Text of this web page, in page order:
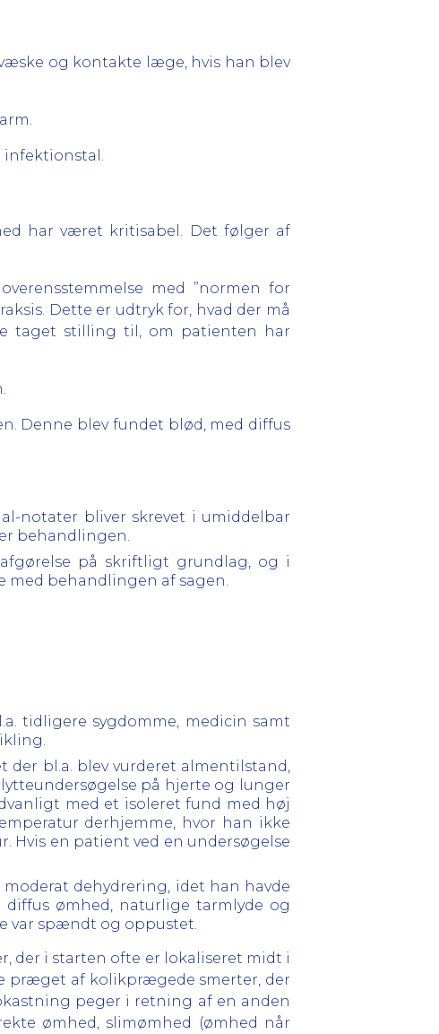
og kontakte læge, hvis han blev
infektionstal.
har været kritisabel. Det følger af
med ”normen for
Dette er udtryk for, hvad der må
taget stilling til, om patienten har
Denne blev fundet blød, med diffus
notater bliver skrevet i umiddelbar
behandlingen.
på skriftligt grundlag, og i
behandlingen af sagen.
tidligere sygdomme, medicin samt
der bl.a. blev vurderet almentilstand,
på hjerte og lunger
med et isoleret fund med høj
derhjemme, hvor han ikke
Hvis en patient ved en undersøgelse
dehydrering, idet han havde
diffus ømhed, naturlige tarmlyde og
var spændt og oppustet.
der i starten ofte er lokaliseret midt i
præget af kolikprægede smerter, der
peger i retning af en anden
ømhed, slimømhed (ømhed når